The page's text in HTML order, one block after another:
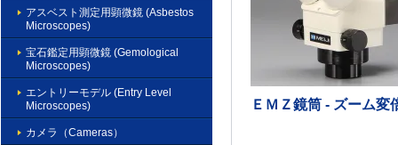
アスベスト測定用顕微鏡 (Asbestos
Microscopes)
宝石鑑定用顕微鏡 (Gemological
Microscopes)
エントリーモデル (Entry Level
Microscopes)
カメラ（Cameras）
ＥＭＺ鏡筒 - ズーム変